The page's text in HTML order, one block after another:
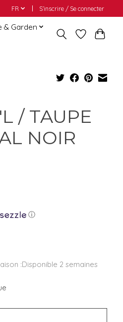
FR S’inscrire / Se connecter
& Garden
/ TAUPE
NOIR
ⓘ
:Disponible 2 semaines